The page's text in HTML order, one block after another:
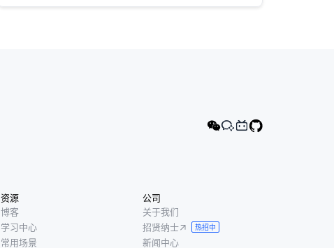
资源
博客
学习中心
常用场景
公司
关于我们
招贤纳士
热招中
新闻中心